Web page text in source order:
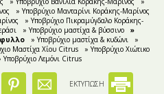
» Υποβρύχιο Μανταρίνι Κοράκης-Μαρίνος
» Υποβρύχιο Πικραμύγδαλο Κοράκης-
» Υποβρύχιο μαστίχα & βύσσινο
»
» Yποβρύχιο μαστίχα & κυδώνι
»
Μαστίχα Χίου Citrus
» Yποβρύχιο Χιώτικο
Υποβρύχιο Λεμόνι Citrus
ΕΚΤΥΠΩΣΗ